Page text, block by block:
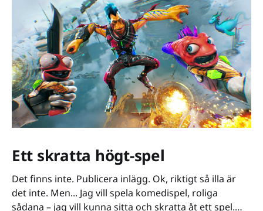
Ett skratta högt-spel
Det finns inte. Publicera inlägg. Ok, riktigt så illa är
det inte. Men... Jag vill spela komedispel, roliga
sådana – jag vill kunna sitta och skratta åt ett spel.